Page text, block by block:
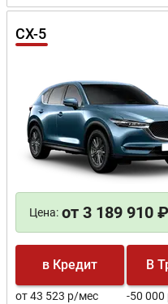
CX-5
Цена: от 3 189 910 ₽
в Кредит
от 43 523 р/мес
В
-50 000